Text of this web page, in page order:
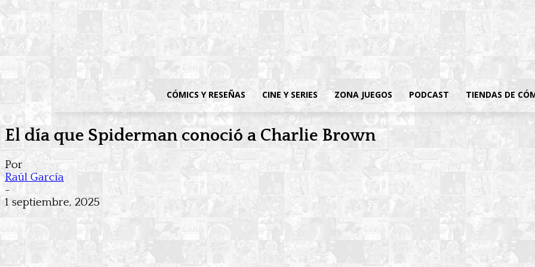
CÓMICS Y RESEÑAS CINE Y SERIES ZONA JUEGOS PODCAST TIENDAS DE
El día que Spiderman conoció a Charlie Brown
Por
Raúl García
-
1 septiembre, 2025